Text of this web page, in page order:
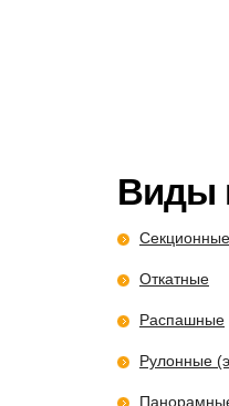
Виды
Секционные
Откатные
Распашные
Рулонные